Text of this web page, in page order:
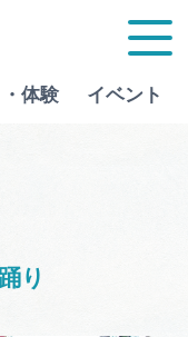
体験 イベント
り